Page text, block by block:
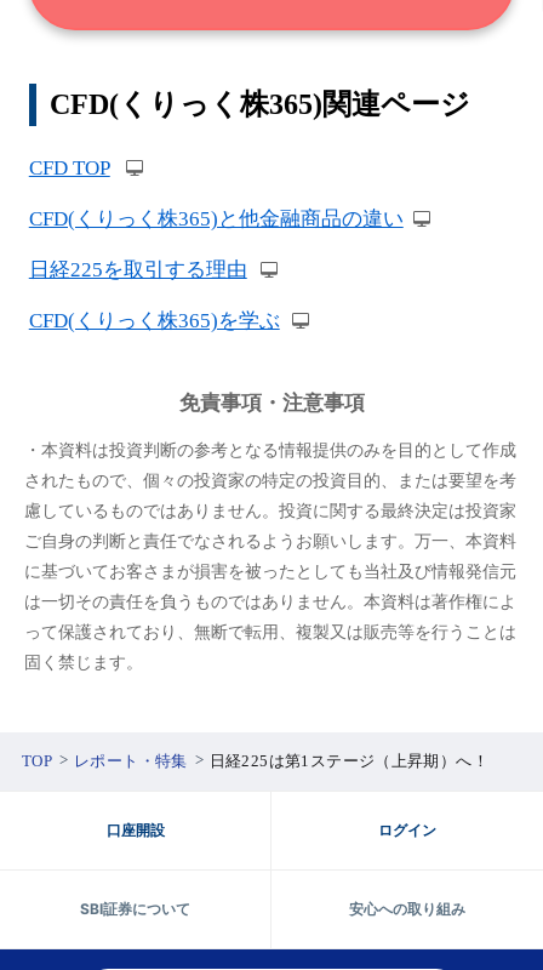
CFD(くりっく株365)関連ページ
CFD TOP
CFD(くりっく株365)と他金融商品の違い
日経225を取引する理由
CFD(くりっく株365)を学ぶ
免責事項・注意事項
・本資料は投資判断の参考となる情報提供のみを目的として作成
されたもので、個々の投資家の特定の投資目的、または要望を考
慮しているものではありません。投資に関する最終決定は投資家
ご自身の判断と責任でなされるようお願いします。万一、本資料
に基づいてお客さまが損害を被ったとしても当社及び情報発信元
は一切その責任を負うものではありません。本資料は著作権によ
って保護されており、無断で転用、複製又は販売等を行うことは
固く禁じます。
TOP レポート・特集 日経225は第1ステージ（上昇期）へ！
口座開設 ログイン
SBI証券について 安心への取り組み